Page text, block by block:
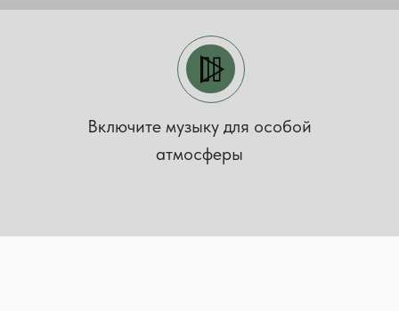
Включите музыку для особой
атмосферы